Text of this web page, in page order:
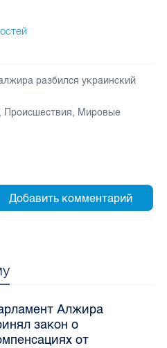
разбился украинский
, Происшествия, Мировые
Алжира
закон о
от